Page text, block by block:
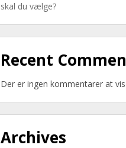
skal du vælge?
Recent
Der er ingen kommentarer at
Archives